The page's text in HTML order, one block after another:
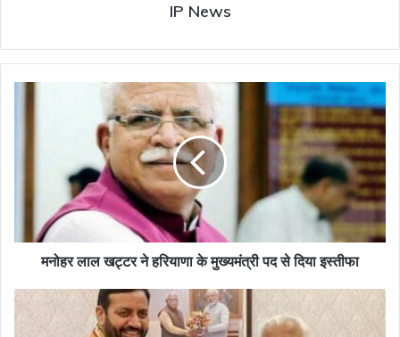
IP News
से
मनोहर लाल खट्टर ने हरियाणा के मुख्यमंत्री पद से दिया इस्तीफा
हरियाणा